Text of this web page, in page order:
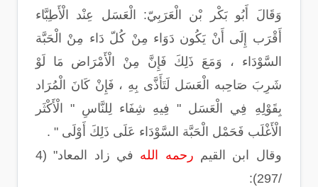
وَقَالَ أَبُو بَكْر بْن الْعَرَبِيّ: الْعَسَل عِنْد الْأَطِبَّاء
أَقْرَب إِلَى أَنْ يَكُون دَوَاء مِنْ كُلّ دَاء مِنْ الْحَبَّة
السَّوْدَاء ، وَمَعَ ذَلِكَ فَإِنَّ مِنْ الْأَمْرَاض مَا لَوْ
شَرِبَ صَاحِبه الْعَسَل لَتَأَذَّى بِهِ ، فَإِنْ كَانَ الْمُرَاد
بِقَوْلِهِ فِي الْعَسَل " فِيهِ شِفَاء لِلنَّاسِ " الْأَكْثَر
الْأَغْلَب فَحَمْل الْحَبَّة السَّوْدَاء عَلَى ذَلِكَ أَوْلَى " .
وقال ابن القيم رحمه الله
في زاد المعاد" (4
/297):